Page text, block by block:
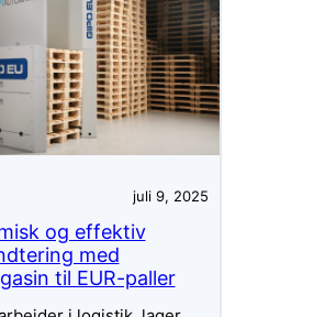
juli 9, 2025
og effektiv
med
til EUR-paller